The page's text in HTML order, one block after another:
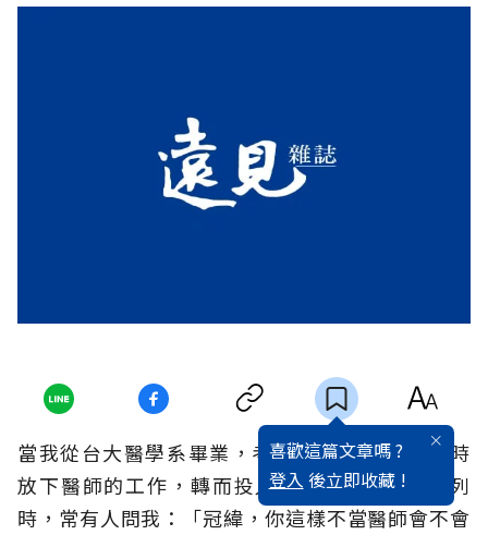
喜歡這篇文章嗎 ?
登入 後立即收藏 !
當我從台大醫學系畢業，考過醫師執照， 卻暫時
放下醫師的工作，轉而投入追求教育理想的行列
時，常有人問我：「冠緯，你這樣不當醫師會不會